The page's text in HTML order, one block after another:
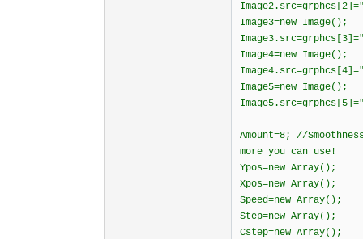
Image3=new Image();
Image4=new Image();
Image5=new Image();
Amount=8; //
more you can use!
Ypos=new Array();
Xpos=new Array();
Speed=new Array();
Step=new Array();
Cstep=new Array();